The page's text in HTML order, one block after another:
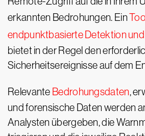
erkannten Bedrohungen. Ein
endpunktbasierte Detektion
bietet in der Regel den
Sicherheitsereignisse auf dem
Relevante Bedrohungsdaten,
und forensische Daten werden
Analysten übergeben, die